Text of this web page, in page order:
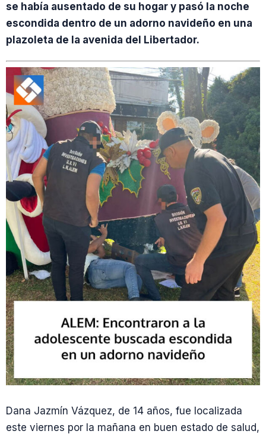
se había ausentado de su hogar y pasó la noche
escondida dentro de un adorno navideño en una
plazoleta de la avenida del Libertador.
Dana Jazmín Vázquez, de 14 años, fue localizada
este viernes por la mañana en buen estado de salud,